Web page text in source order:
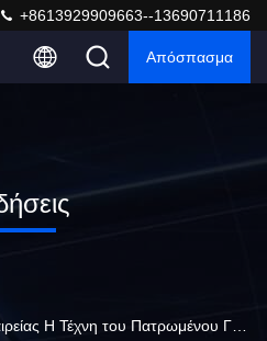
+8613929909663--13690711186
Απόσπασμα